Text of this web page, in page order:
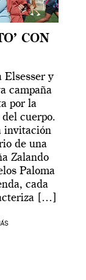
CON
Elsesser y
campaña
por la
cuerpo.
invitación
de una
Zalando
Paloma
cada
[…]